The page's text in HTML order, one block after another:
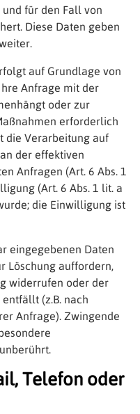
für den Fall von
Diese Daten geben
auf Grundlage von
Anfrage mit der
oder zur
erforderlich
die Verarbeitung auf
der effektiven
Anfragen (Art. 6 Abs. 1
(Art. 6 Abs. 1 lit. a
die Einwilligung ist
eingegebenen Daten
Löschung auffordern,
widerrufen oder der
(z.B. nach
Anfrage). Zwingende
Telefon oder